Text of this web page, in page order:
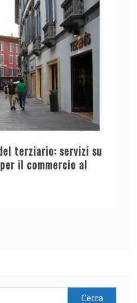
terziario: servizi su
il commercio al